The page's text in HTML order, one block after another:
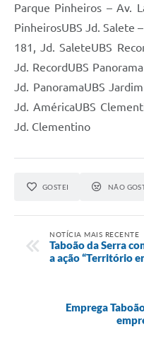
Parque Pinheiros – Av.
PinheirosUBS Jd. Salete
181, Jd. SaleteUBS
Jd. RecordUBS
Jd. PanoramaUBS
Jd. AméricaUBS
Jd. Clementino
GOSTEI NÃO
NOTÍCIA MAIS RECENTE
Taboão da Serra
a ação “Território
Emprega